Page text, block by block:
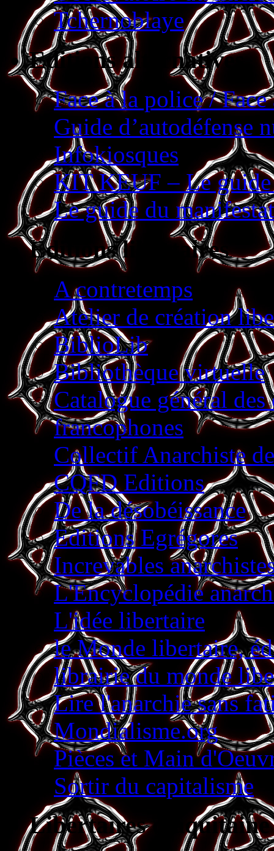
Tchernoblaye
Editions alternatives
Face à la police /
Guide d’autodéfense
Infokiosques
KIT KEUF – Le
Le guide du
Editions libertaires
A contretemps
Atelier de création
BiblioLib
Bibliothèque virtuelle
Catalogue général
francophones
Collectif Anarchiste
CQFD Editions
De la désobéissance
Editions Egrégores
Increvables
L'Encyclopédie
L'idée libertaire
le Monde libertaire,
librairie du monde
Lire l'anarchie sans
Mondialisme.org
Pièces et Main
Sortir du capitalisme
Libertaires d'aquitaine